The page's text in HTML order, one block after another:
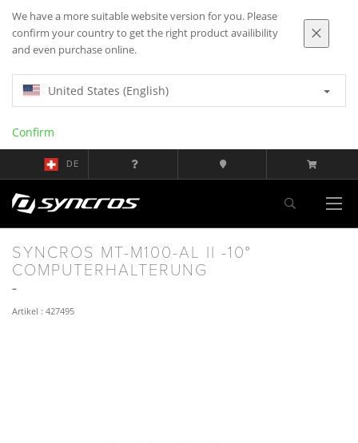
We have a more suitable website version for you. Please
confirm your country to get the right product availibility
and even purchase online.
United States (English)
Confirm
DE
SYNCROS MT-M100-AL II -10°
COMPUTERHALTERUNG
Artikel : 427495